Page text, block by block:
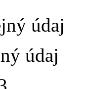
údaj
údaj